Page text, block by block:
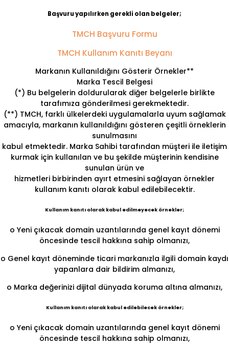
Başvuru yapılırken gerekli olan belgeler;
TMCH Başvuru Formu
TMCH Kullanım Kanıtı Beyanı
Markanın Kullanıldığını Gösterir Örnekler**
Marka Tescil Belgesi
(*) Bu belgelerin doldurularak diğer belgelerle birlikte
tarafımıza gönderilmesi gerekmektedir.
(**) TMCH, farklı ülkelerdeki uygulamalarla uyum sağlamak
amacıyla, markanın kullanıldığını gösteren çeşitli örneklerin
sunulmasını
kabul etmektedir. Marka Sahibi tarafından müşteri ile iletişim
kurmak için kullanılan ve bu şekilde müşterinin kendisine
sunulan ürün ve
hizmetleri birbirinden ayırt etmesini sağlayan örnekler
kullanım kanıtı olarak kabul edilebilecektir.
Kullanım kanıtı olarak kabul edilmeyecek örnekler;
o Yeni çıkacak domain uzantılarında genel kayıt dönemi
öncesinde tescil hakkına sahip olmanızı,
o Genel kayıt döneminde ticari markanızla ilgili domain kaydı
yapanlara dair bildirim almanızı,
o Marka değerinizi dijital dünyada koruma altına almanızı,
Kullanım kanıtı olarak kabul edilebilecek örnekler;
o Yeni çıkacak domain uzantılarında genel kayıt dönemi
öncesinde tescil hakkına sahip olmanızı,